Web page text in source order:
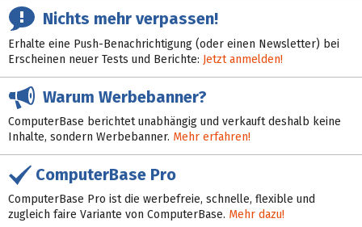
Nichts mehr verpassen!
Erhalte eine Push-Benachrichtigung (oder einen Newsletter) bei
Erscheinen neuer Tests und Berichte: Jetzt anmelden!
Warum Werbebanner?
ComputerBase berichtet unabhängig und verkauft deshalb keine
Inhalte, sondern Werbebanner. Mehr erfahren!
ComputerBase Pro
ComputerBase Pro ist die werbefreie, schnelle, flexible und
zugleich faire Variante von ComputerBase. Mehr dazu!